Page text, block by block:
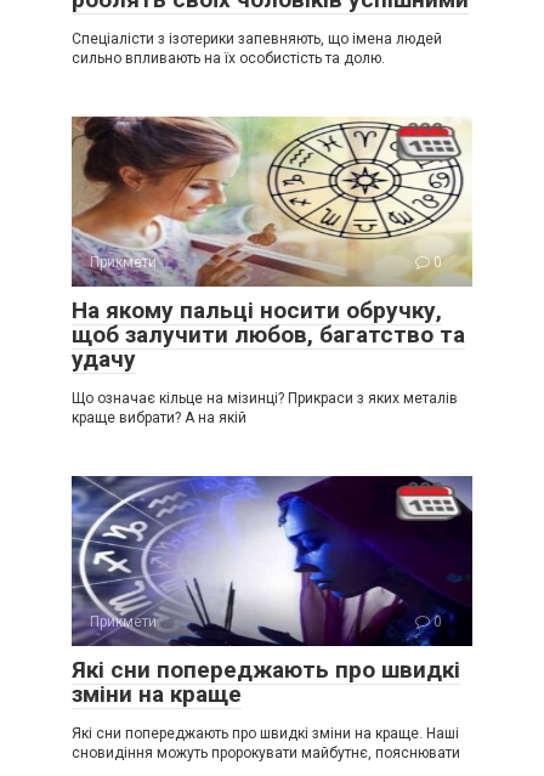
Спеціалісти з ізотерики запевняють, що імена людей
сильно впливають на їх особистість та долю.
Прикмети 0
На якому пальці носити обручку,
щоб залучити любов, багатство та
удачу
Що означає кільце на мізинці? Прикраси з яких металів
краще вибрати? А на якій
Прикмети 0
Які сни попереджають про швидкі
зміни на краще
Які сни попереджають про швидкі зміни на краще. Наші
сновидіння можуть пророкувати майбутнє, пояснювати